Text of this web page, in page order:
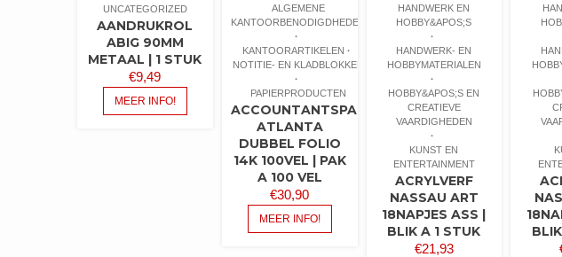
UNCATEGORIZED
AANDRUKROL
ABIG 90MM
METAAL | 1 STUK
€9,49
MEER INFO!
ALGEMENE
KANTOORBENODIGDHEDEN
KANTOORARTIKELEN
NOTITIE- EN KLADBLOKKEN
PAPIERPRODUCTEN
ACCOUNTANTSPAPIER
ATLANTA
DUBBEL FOLIO
14K 100VEL | PAK
A 100 VEL
€30,90
MEER INFO!
HANDWERK EN
HOBBY&APOS;S
HANDWERK- EN
HOBBYMATERIALEN
HOBBY&APOS;S EN
CREATIEVE
VAARDIGHEDEN
KUNST EN
ENTERTAINMENT
ACRYLVERF
NASSAU ART
18NAPJES ASS |
BLIK A 1 STUK
€21,93